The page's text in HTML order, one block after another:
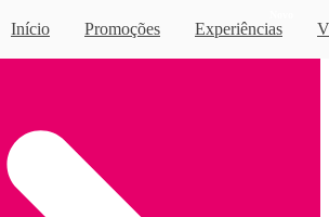
Início Promoções Experiências